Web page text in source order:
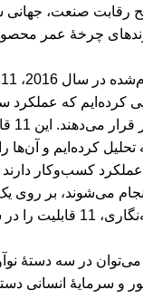
رقابت صنعت،
چرخۀ عمر
کرده‌ایم که عملکرد
کرده‌ایم و آن‌ها
عملکرد کسب‌وکار
می‌شوند، بر روی
کردیم. در این
می‌توان در سه دستۀ
سرمایۀ انسانی